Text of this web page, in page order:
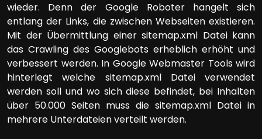
wieder. Denn der Google Roboter hangelt sich
entlang der Links, die zwischen Webseiten existieren.
Mit der Übermittlung einer sitemap.xml Datei kann
das Crawling des Googlebots erheblich erhöht und
verbessert werden. In Google Webmaster Tools wird
hinterlegt welche sitemap.xml Datei verwendet
werden soll und wo sich diese befindet, bei Inhalten
über 50.000 Seiten muss die sitemap.xml Datei in
mehrere Unterdateien verteilt werden.